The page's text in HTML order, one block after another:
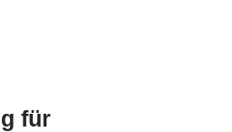
für